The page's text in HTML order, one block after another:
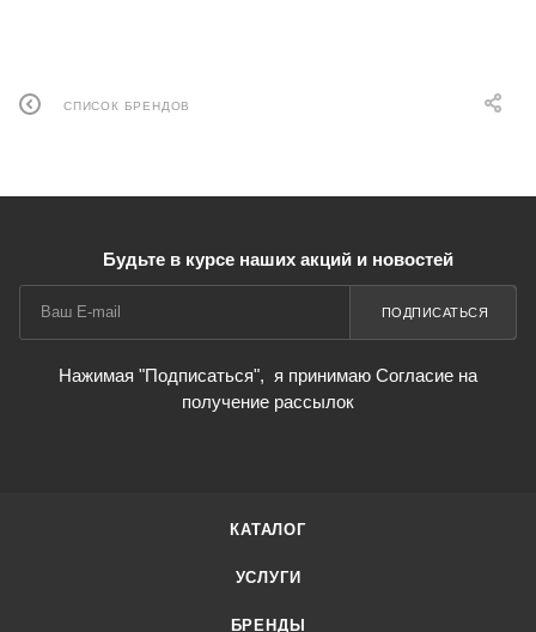
СПИСОК БРЕНДОВ
Будьте в курсе наших акций и новостей
ПОДПИСАТЬСЯ
Нажимая "Подписаться", я принимаю Согласие на
получение рассылок
КАТАЛОГ
УСЛУГИ
БРЕНДЫ